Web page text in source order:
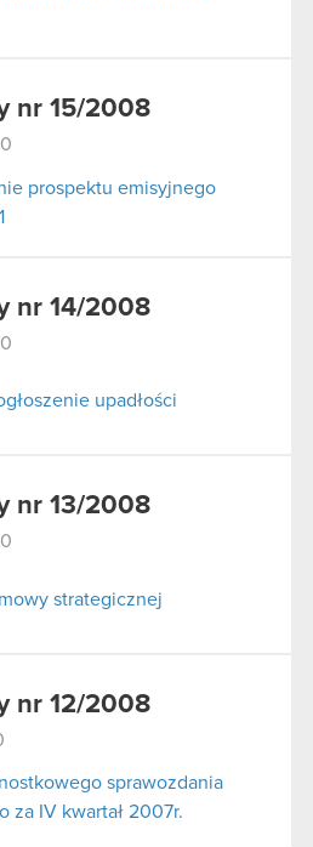
nr 15/2008
prospektu emisyjnego
nr 14/2008
upadłości
nr 13/2008
strategicznej
nr 12/2008
sprawozdania
za IV kwartał 2007r.